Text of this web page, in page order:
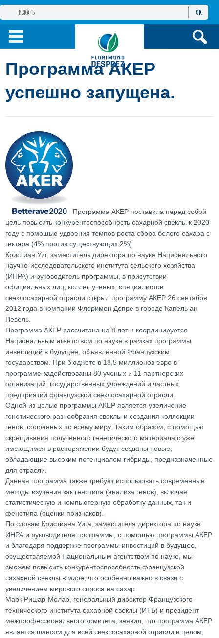
ГРУППА КОМПАНИЙ ФЛОРИМОН
ДЕПРЕ
ФЛОРИМОН ДЕПРЕ ЕВРАЗИЯ
ПРОДУКТЫ
OK
Программа АКЕР
успешно запущена.
Программа АКЕР поставила перед собой
цель повысить конкурентоспособность сахарной свеклы к 2020
году с помощью удвоения темпов роста сбора белого сахара с
гектара (4% против существующих 2%)
Кристиан Уиг, заместитель директора по науке Национального
научно-исследовательского института сельского хозяйства
(ИНРА) и руководитель программы, в присутствии
официальных лиц, коллег, ученых, специалистов
свеклосахарной отрасли открыл программу АКЕР 26 сентября
2012 года в компании Флоримон Депре в городе Капель ан
Певель.
Программа АКЕР рассчитана на 8 лет и координируется
Национальным агентством по науке в рамках программы
инвестиций в будущее, объявленной Французским
государством. При бюджете в 18,5 миллионов евро в
программе задействованы 80 ученых и 11 партнерских
организаций, государственных учреждений и частных
предприятий французской свеклосахарной отрасли.
Одной из целью программы АКЕР является увеличение
генетического разнообразия свеклы и создания коллекции
генов, собранных по всему миру. Таким образом, с помощью
скрещивания полученного генетического материала с уже
имеющимся в распоряжении будут созданы новые,
обладающие высоким потенциалом гибриды, предназначенные
для отрасли.
Данная программа также требует использовать современные
методы изучения как генотипа (анализа генов), включая
статистическую и компьютерную обработку данных, так и
фенотипа (оценки признаков).
По словам Кристиана Уига, заместителя директора по науке
ИНРА и руководителя программы, с помощью программы АКЕР
и благодаря поддержке программы инвестиций в будущее,
осуществляемой Национальным агентством по науке, мы
сможем повысить конкурентоспособность французской
сахарной свеклы в мире, что особенно важно в связи с
увеличением мирового спроса на сахар.
Марк Ришар-Молар, генеральный директор Французского
технического института сахарной свеклы (ИТБ) и президент
межпрофессионального комитета, заявил, что программа АКЕР
является шансом для всей свеклосахарной отрасли в целом,